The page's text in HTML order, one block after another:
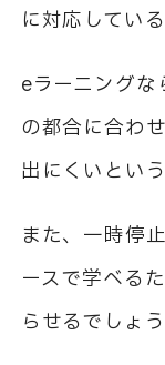
に対応してい
eラーニング
の都合に合わ
出にくいとい
また、一時停
ースで学べる
らせるでしょう